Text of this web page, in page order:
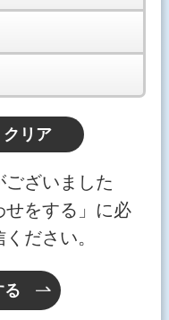
ざいました
せをする」に必
ださい。
る